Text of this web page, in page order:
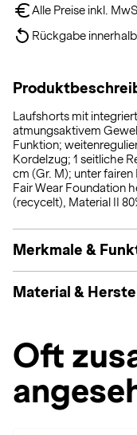
Alle Preise inkl.
Rückgabe
Laufshorts mit
atmungsaktivem
Funktion;
Kordelzug; 1 seitliche
cm (Gr. M); unter
Fair Wear Foundation
(recycelt), Material II
Merkmale &
Material &
Oft